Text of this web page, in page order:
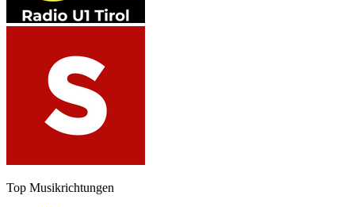
Top Musikrichtungen